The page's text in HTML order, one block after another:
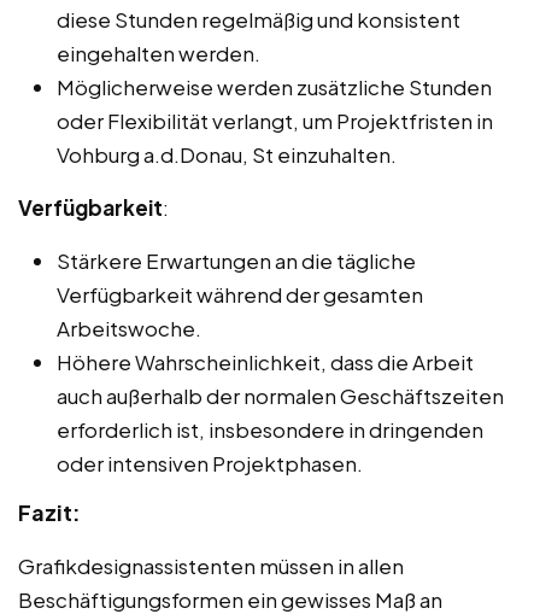
diese Stunden regelmäßig und konsistent
eingehalten werden.
Möglicherweise werden zusätzliche Stunden
oder Flexibilität verlangt, um Projektfristen in
Vohburg a.d.Donau, St einzuhalten.
Verfügbarkeit:
Stärkere Erwartungen an die tägliche
Verfügbarkeit während der gesamten
Arbeitswoche.
Höhere Wahrscheinlichkeit, dass die Arbeit
auch außerhalb der normalen Geschäftszeiten
erforderlich ist, insbesondere in dringenden
oder intensiven Projektphasen.
Fazit:
Grafikdesignassistenten müssen in allen
Beschäftigungsformen ein gewisses Maß an